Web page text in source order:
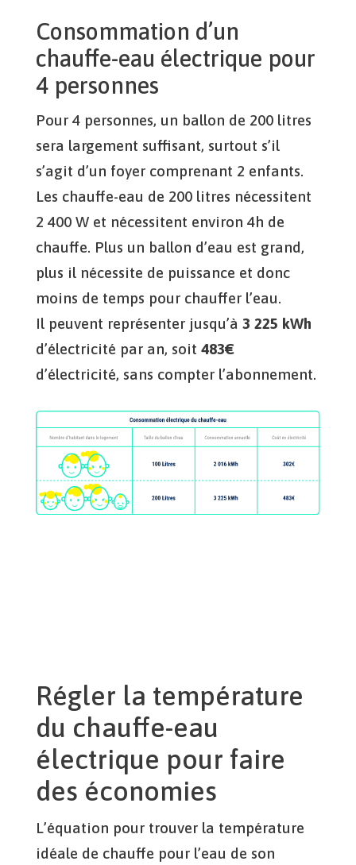
Consommation d’un
chauffe-eau électrique pour
4 personnes
Pour 4 personnes, un ballon de 200 litres
sera largement suffisant, surtout s’il
s’agit d’un foyer comprenant 2 enfants.
Les chauffe-eau de 200 litres nécessitent
2 400 W et nécessitent environ 4h de
chauffe. Plus un ballon d’eau est grand,
plus il nécessite de puissance et donc
moins de temps pour chauffer l’eau.
Il peuvent représenter jusqu’à 3 225 kWh
d’électricité par an, soit 483€
d’électricité, sans compter l’abonnement.
Régler la température
du chauffe-eau
électrique pour faire
des économies
L’équation pour trouver la température
idéale de chauffe pour l’eau de son